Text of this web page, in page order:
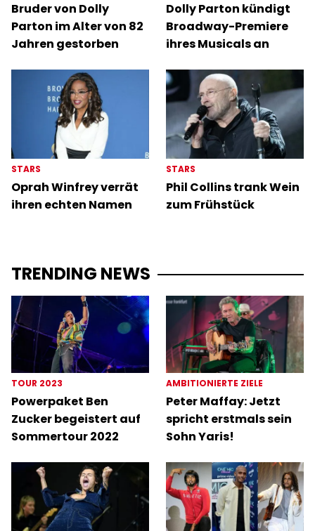
Bruder von Dolly
Parton im Alter von 82
Jahren gestorben
Dolly Parton kündigt
Broadway-Premiere
ihres Musicals an
STARS
Oprah Winfrey verrät
ihren echten Namen
STARS
Phil Collins trank Wein
zum Frühstück
TRENDING NEWS
TOUR 2023
Powerpaket Ben
Zucker begeistert auf
Sommertour 2022
AMBITIONIERTE ZIELE
Peter Maffay: Jetzt
spricht erstmals sein
Sohn Yaris!